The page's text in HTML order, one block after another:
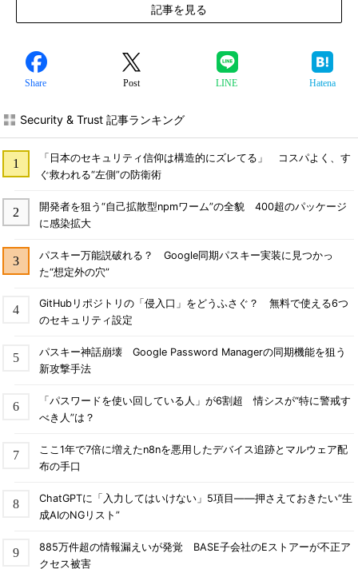
記事を見る
Share Post LINE Hatena
Security & Trust 記事ランキング
「日本のセキュリティ信仰は構造的にズレてる」 コスパよく、す
ぐ救われる“左側”の防衛術
開発者を狙う“自己拡散型npmワーム”の全貌 400超のパッケージ
に感染拡大
パスキー万能説破れる？ Google同期パスキー実装に見つかっ
た“想定外の穴”
GitHubリポジトリの「侵入口」をどうふさぐ？ 無料で使える6つ
のセキュリティ設定
パスキー神話崩壊 Google Password Managerの同期機能を狙う
新攻撃手法
「パスワードを使い回している人」が6割超 情シスが“特に警戒す
べき人”は？
ここ1年で7倍に増えたn8nを悪用したデバイス追跡とマルウェア配
布の手口
ChatGPTに「入力してはいけない」5項目――押さえておきたい“生
成AIのNGリスト”
885万件超の情報漏えいが発覚 BASE子会社のEストアーが不正ア
クセス被害